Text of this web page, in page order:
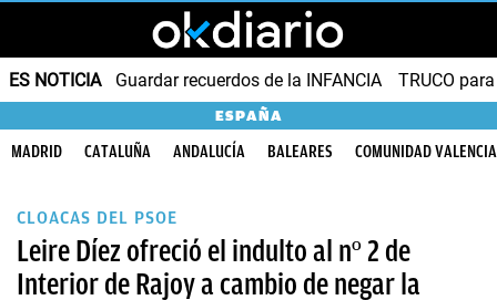
ES NOTICIA Guardar recuerdos de la INFANCIA TRUCO
ESPAÑA
MADRID CATALUÑA ANDALUCÍA BALEARES COMUNIDAD
CLOACAS DEL PSOE
Leire Díez ofreció el indulto al nº 2 de
Interior de Rajoy a cambio de negar la